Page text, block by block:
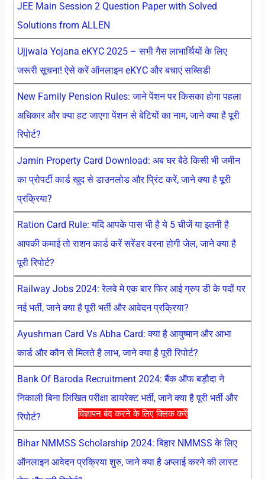
विज्ञापन बंद करने के लिए क्लिक करें
JEE Main Session 2 Question Paper with Solved
Solutions from ALLEN
Ujjwala Yojana eKYC 2025 – सभी गैस लाभार्थियों के लिए
जरूरी सूचना! ऐसे करें ऑनलाइन eKYC और बचाएं सब्सिडी
New Family Pension Rules: जाने पेंशन पर किसका होगा पहला
अधिकार और क्या हट जाएगा पेंशन से बेटियों का नाम, जाने क्या है पूरी
रिपोर्ट?
Jamin Property Card Download: अब घर बैठे किसी भी जमीन
का प्रोपर्टी कार्ड खुद से डाउनलोड और प्रिंट करें, जाने क्या है पूरी
प्रक्रिया?
Ration Card Rule: यदि आपके पास भी है ये 5 चीजें या इतनी है
आपकी कमाई तो राशन कार्ड करें सरेंडर वरना होगी जेल, जाने क्या है
पूरी रिपोर्ट?
Railway Jobs 2024: रेलवे मे एक बार फिर आई ग्रुप डी के पदों पर
नई भर्ती, जाने क्या है पूरी भर्ती और आवेदन प्रक्रिया?
Ayushman Card Vs Abha Card: क्या है आयुष्मान और आभा
कार्ड और कौन से मिलते है लाभ, जाने क्या है पूरी रिपोर्ट?
Bank Of Baroda Recruitment 2024: बैंक ऑफ बड़ौदा ने
निकाली बिना लिखित परीक्षा डायरेक्ट भर्ती, जाने क्या है पूरी भर्ती और
रिपोर्ट?
Bihar NMMSS Scholarship 2024: बिहार NMMSS के लिए
ऑनलाइन आवेदन प्रक्रिया शुरु, जाने क्या है अप्लाई करने की लास्ट